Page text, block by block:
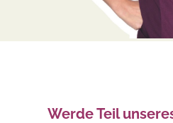
Werde Teil